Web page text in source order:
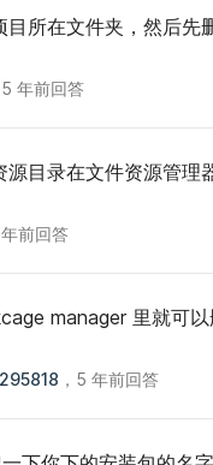
目所在文件夹，然后先
5 年前回答
源目录在文件资源管理
前回答
manager 里就可以
， 5 年前回答